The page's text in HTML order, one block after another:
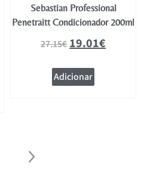
Sebastian Professional
Penetraitt Condicionador 200ml
27.15€19.01€
Adicionar